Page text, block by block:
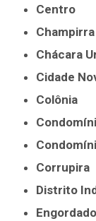
Centro
Champirra
Chácara
Cidade
Colônia
Corrupira
Distrito